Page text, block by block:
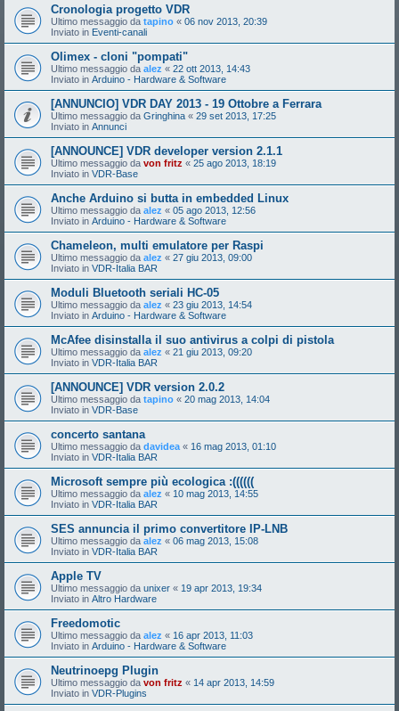
Cronologia progetto VDR
Ultimo messaggio da tapino « 06 nov 2013, 20:39
Inviato in Eventi-canali
Olimex - cloni "pompati"
Ultimo messaggio da alez « 22 ott 2013, 14:43
Inviato in Arduino - Hardware & Software
[ANNUNCIO] VDR DAY 2013 - 19 Ottobre a Ferrara
Ultimo messaggio da Gringhina « 29 set 2013, 17:25
Inviato in Annunci
[ANNOUNCE] VDR developer version 2.1.1
Ultimo messaggio da von fritz « 25 ago 2013, 18:19
Inviato in VDR-Base
Anche Arduino si butta in embedded Linux
Ultimo messaggio da alez « 05 ago 2013, 12:56
Inviato in Arduino - Hardware & Software
Chameleon, multi emulatore per Raspi
Ultimo messaggio da alez « 27 giu 2013, 09:00
Inviato in VDR-Italia BAR
Moduli Bluetooth seriali HC-05
Ultimo messaggio da alez « 23 giu 2013, 14:54
Inviato in Arduino - Hardware & Software
McAfee disinstalla il suo antivirus a colpi di pistola
Ultimo messaggio da alez « 21 giu 2013, 09:20
Inviato in VDR-Italia BAR
[ANNOUNCE] VDR version 2.0.2
Ultimo messaggio da tapino « 20 mag 2013, 14:04
Inviato in VDR-Base
concerto santana
Ultimo messaggio da davidea « 16 mag 2013, 01:10
Inviato in VDR-Italia BAR
Microsoft sempre più ecologica :((((((
Ultimo messaggio da alez « 10 mag 2013, 14:55
Inviato in VDR-Italia BAR
SES annuncia il primo convertitore IP-LNB
Ultimo messaggio da alez « 06 mag 2013, 15:08
Inviato in VDR-Italia BAR
Apple TV
Ultimo messaggio da unixer « 19 apr 2013, 19:34
Inviato in Altro Hardware
Freedomotic
Ultimo messaggio da alez « 16 apr 2013, 11:03
Inviato in Arduino - Hardware & Software
Neutrinoepg Plugin
Ultimo messaggio da von fritz « 14 apr 2013, 14:59
Inviato in VDR-Plugins